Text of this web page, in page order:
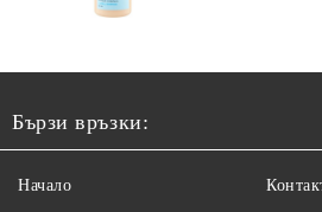
Бързи връзки:
Начало